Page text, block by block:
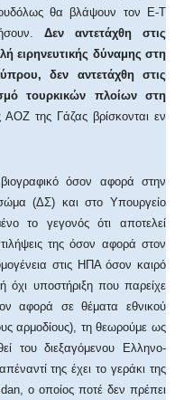
θα βλάψουν τον Ε-Τ
Δεν αντετάχθη στις
ειρηνευτικής δύναμης στη
δεν αντετάχθη στις
τουρκικών πλοίων στη
ΑΟΖ της Γάζας βρίσκονται εν
όσον αφορά στην
(ΔΣ) και στο Υπουργείο
το γεγονός ότι αποτελεί
της όσον αφορά στον
στις ΗΠΑ όσον καιρό
όχι υποστήριξη που παρείχε
αφορά σε θέματα εθνικού
αρμοδίους), τη θεωρούμε ως
του διεξαγόμενου Ελληνο-
της έχει το γεράκι της
ο οποίος ποτέ δεν πρέπει